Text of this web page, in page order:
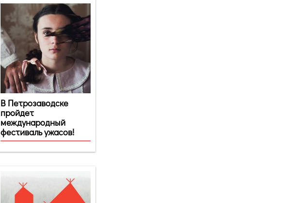
В Петрозаводске
пройдет
международный
фестиваль ужасов!